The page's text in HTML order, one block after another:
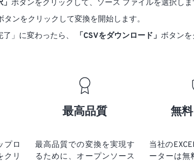
ボタンをクリックして、ソース ファイルを選択し
タンをクリックして変換を開始します。
」に変わったら、
「CSVをダウンロード」 ボタン
プロ
クリ
最高品質
最高品質での変換を実現す
るために、オープンソース
無
当社の
ーターは無